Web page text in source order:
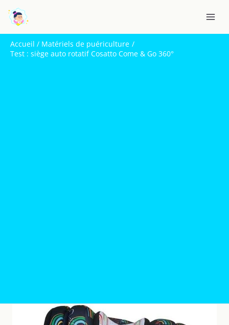
contenu
Accueil
Matériels de puériculture
Test : siège auto rotatif Cosatto Come & Go 360°
e
c
h